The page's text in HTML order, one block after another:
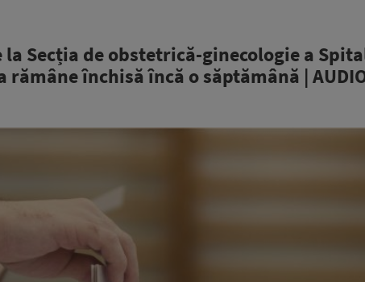
Secția de obstetrică-ginecologie a
rămâne închisă încă o săptămână |